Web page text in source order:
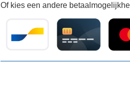
Of kies een andere